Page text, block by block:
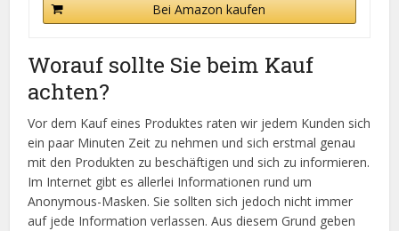
Bei Amazon kaufen
Worauf sollte Sie beim Kauf
achten?
Vor dem Kauf eines Produktes raten wir jedem Kunden sich
ein paar Minuten Zeit zu nehmen und sich erstmal genau
mit den Produkten zu beschäftigen und sich zu informieren.
Im Internet gibt es allerlei Informationen rund um
Anonymous-Masken. Sie sollten sich jedoch nicht immer
auf jede Information verlassen. Aus diesem Grund geben